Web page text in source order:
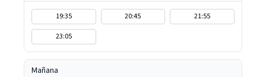
19:35 20:45
21:55
23:05
Mañana